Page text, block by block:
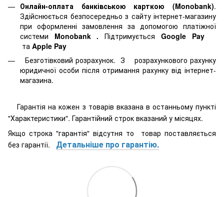
Онлайн-оплата банківською карткою (Monobank).
Здійснюється безпосередньо з сайту інтернет-магазину
при оформленні замовлення за допомогою платіжної
системи Monobank .Підтримується Google Pay
та Apple Pay
Безготівковий розрахунок. З розрахункового рахунку
юридичної особи після отримання рахунку від інтернет-
магазина.
Гарантія на кожен з товарів вказана в останньому пункті
"Характеристики". Гарантійний строк вказаний у місяцях.
Якщо строка "гарантія" відсутня то товар поставляється
без гарантії. Детальніше про гарантію.